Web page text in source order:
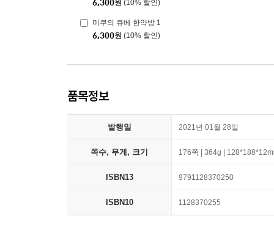
6,300원 (10% 할인)
미쿠의 큐베 한약방 1
6,300원 (10% 할인)
품목정보
발행일 2021년 01월 28일
쪽수, 무게, 크기 176쪽 | 364g |
ISBN13 9791128370250
ISBN10 1128370255